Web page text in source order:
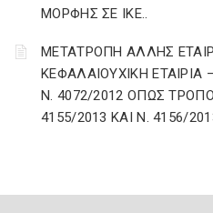
ΜΟΡΦΗΣ ΣΕ ΙΚΕ..
ΜΕΤΑΤΡΟΠΗ ΑΛΛΗΣ
ΚΕΦΑΛΑΙΟΥΧΙΚΗ
Ν. 4072/2012 ΟΠΩΣ
4155/2013 ΚΑΙ Ν. 4156/